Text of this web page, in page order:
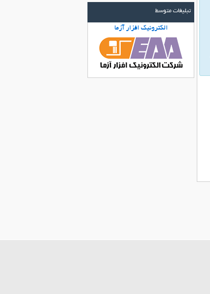
تبلیغات متوسط
الکترونیک افزار آزما